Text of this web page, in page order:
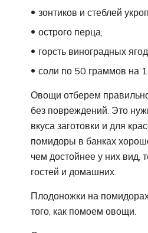
зонтиков и стеблей
острого перца;
горсть виноградных
соли по 50 граммов на
Овощи отберем
без повреждений. Это
вкуса заготовки и для
помидоры в банках
чем достойнее у них вид,
гостей и домашних.
Плодоножки на
того, как помоем овощи.